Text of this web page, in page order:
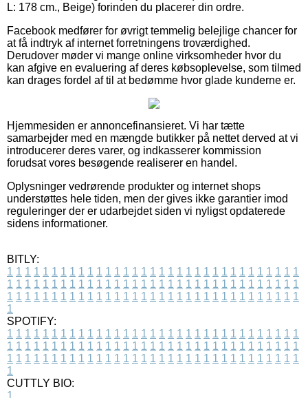
L: 178 cm., Beige) forinden du placerer din ordre.
Facebook medfører for øvrigt temmelig belejlige chancer for
at få indtryk af internet forretningens troværdighed.
Derudover møder vi mange online virksomheder hvor du
kan afgive en evaluering af deres købsoplevelse, som tilmed
kan drages fordel af til at bedømme hvor glade kunderne er.
Hjemmesiden er annoncefinansieret. Vi har tætte
samarbejder med en mængde butikker på nettet derved at vi
introducerer deres varer, og indkasserer kommission
forudsat vores besøgende realiserer en handel.
Oplysninger vedrørende produkter og internet shops
understøttes hele tiden, men der gives ikke garantier imod
reguleringer der er udarbejdet siden vi nyligst opdaterede
sidens informationer.
BITLY:
1 1 1 1 1 1 1 1 1 1 1 1 1 1 1 1 1 1 1 1 1 1 1 1 1 1 1 1 1 1 1 1 1
1 1 1 1 1 1 1 1 1 1 1 1 1 1 1 1 1 1 1 1 1 1 1 1 1 1 1 1 1 1 1 1 1
1 1 1 1 1 1 1 1 1 1 1 1 1 1 1 1 1 1 1 1 1 1 1 1 1 1 1 1 1 1 1 1 1
1
SPOTIFY:
1 1 1 1 1 1 1 1 1 1 1 1 1 1 1 1 1 1 1 1 1 1 1 1 1 1 1 1 1 1 1 1 1
1 1 1 1 1 1 1 1 1 1 1 1 1 1 1 1 1 1 1 1 1 1 1 1 1 1 1 1 1 1 1 1 1
1 1 1 1 1 1 1 1 1 1 1 1 1 1 1 1 1 1 1 1 1 1 1 1 1 1 1 1 1 1 1 1 1
1
CUTTLY BIO:
1